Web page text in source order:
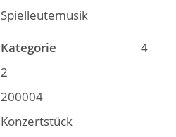
Spielleutemusik
Kategorie
4
2
200004
Konzertstück